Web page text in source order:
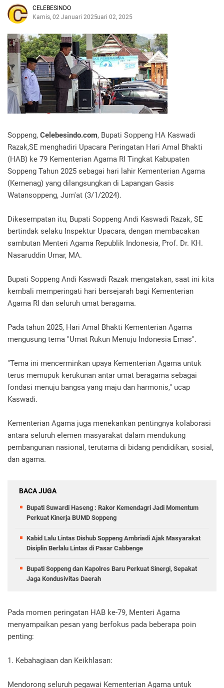
CELEBESINDO
Kamis, 02 Januari 2025Januari 02, 2025
Soppeng, Celebesindo.com, Bupati Soppeng HA Kaswadi
Razak,SE menghadiri Upacara Peringatan Hari Amal Bhakti
(HAB) ke 79 Kementerian Agama RI Tingkat Kabupaten
Soppeng Tahun 2025 sebagai hari lahir Kementerian Agama
(Kemenag) yang dilangsungkan di Lapangan Gasis
Watansoppeng, Jum'at (3/1/2024).
Dikesempatan itu, Bupati Soppeng Andi Kaswadi Razak, SE
bertindak selaku Inspektur Upacara, dengan membacakan
sambutan Menteri Agama Republik Indonesia, Prof. Dr. KH.
Nasaruddin Umar, MA.
Bupati Soppeng Andi Kaswadi Razak mengatakan, saat ini kita
kembali memperingati hari bersejarah bagi Kementerian
Agama RI dan seluruh umat beragama.
Pada tahun 2025, Hari Amal Bhakti Kementerian Agama
mengusung tema "Umat Rukun Menuju Indonesia Emas".
"Tema ini mencerminkan upaya Kementerian Agama untuk
terus memupuk kerukunan antar umat beragama sebagai
fondasi menuju bangsa yang maju dan harmonis," ucap
Kaswadi.
Kementerian Agama juga menekankan pentingnya kolaborasi
antara seluruh elemen masyarakat dalam mendukung
pembangunan nasional, terutama di bidang pendidikan, sosial,
dan agama.
BACA JUGA
Bupati Suwardi Haseng : Rakor Kemendagri Jadi Momentum
Perkuat Kinerja BUMD Soppeng
Kabid Lalu Lintas Dishub Soppeng Ambriadi Ajak Masyarakat
Disiplin Berlalu Lintas di Pasar Cabbenge
Bupati Soppeng dan Kapolres Baru Perkuat Sinergi, Sepakat
Jaga Kondusivitas Daerah
Pada momen peringatan HAB ke-79, Menteri Agama
menyampaikan pesan yang berfokus pada beberapa poin
penting:
1. Kebahagiaan dan Keikhlasan:
Mendorong seluruh pegawai Kementerian Agama untuk